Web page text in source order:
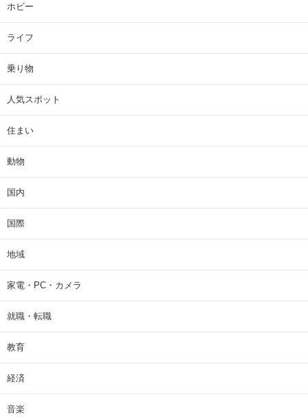
ホビー
ライフ
乗り物
人気スポット
住まい
動物
国内
国際
地域
家電・PC・カメラ
就職・転職
教育
経済
音楽